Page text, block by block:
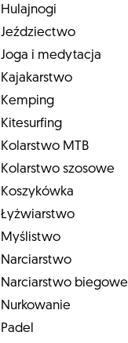
Hulajnogi
Jeździectwo
Joga i medytacja
Kajakarstwo
Kemping
Kitesurfing
Kolarstwo MTB
Kolarstwo szosowe
Koszykówka
Łyżwiarstwo
Myślistwo
Narciarstwo
Narciarstwo biegowe
Nurkowanie
Padel